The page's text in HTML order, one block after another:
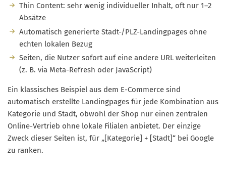
Thin Content: sehr wenig individueller Inhalt, oft nur 1–2
Absätze
Automatisch generierte Stadt-/PLZ-Landingpages ohne
echten lokalen Bezug
Seiten, die Nutzer sofort auf eine andere URL weiterleiten
(z. B. via Meta-Refresh oder JavaScript)
Ein klassisches Beispiel aus dem E-Commerce sind
automatisch erstellte Landingpages für jede Kombination aus
Kategorie und Stadt, obwohl der Shop nur einen zentralen
Online-Vertrieb ohne lokale Filialen anbietet. Der einzige
Zweck dieser Seiten ist, für „[Kategorie] + [Stadt]“ bei Google
zu ranken.